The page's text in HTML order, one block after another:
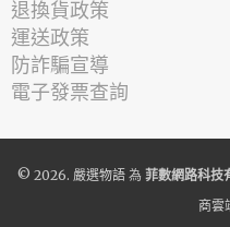
退換貨政策
運送政策
防詐騙宣導
電子發票查詢
© 2026. 嚴選物語為 菲數網路科
商雲